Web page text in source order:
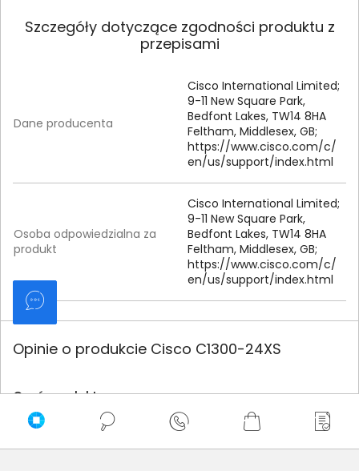
Szczegóły dotyczące zgodności produktu z
przepisami
Dane producenta
Cisco International Limited;
9-11 New Square Park,
Bedfont Lakes, TW14 8HA
Feltham, Middlesex, GB;
https://www.cisco.com/c/
en/us/support/index.html
Osoba odpowiedzialna za
produkt
Cisco International Limited;
9-11 New Square Park,
Bedfont Lakes, TW14 8HA
Feltham, Middlesex, GB;
https://www.cisco.com/c/
en/us/support/index.html
Opinie o produkcie Cisco C1300-24XS
Oceń produkt
0/5 0 - ilość opinii o produkcie